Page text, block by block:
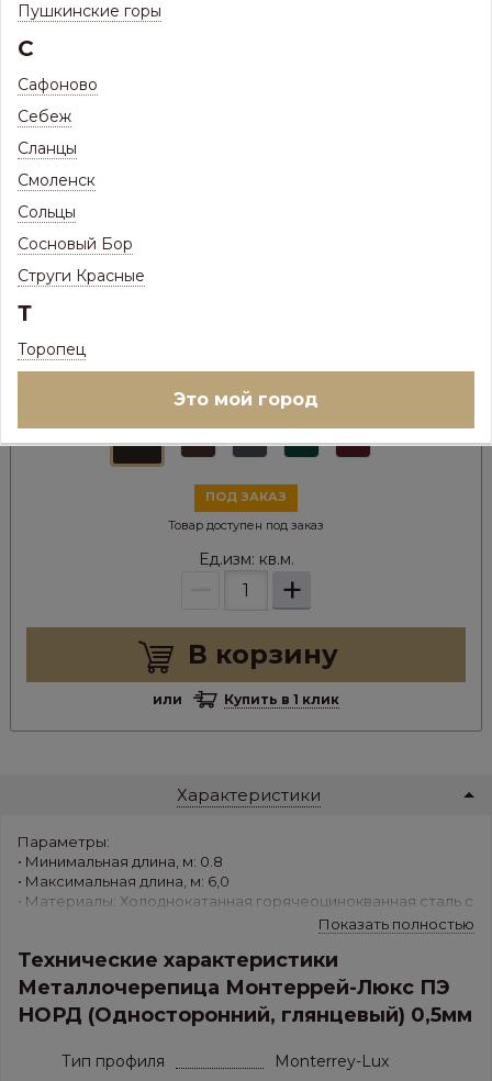
Цвет металла:
ПОД ЗАКАЗ
Товар доступен под заказ
Ед.изм: кв.м.
+
В корзину
или Купить в 1 клик
Характеристики
Параметры:
• Минимальная длина, м: 0.8
• Максимальная длина, м: 6,0
• Материалы: Холоднокатанная горячеоцинокванная сталь с
• Вес 1 м.кв., кг/м.кв.: 4,224
• Шаг волны, мм: 350
• Ширина полезная, мм: 1100±8
• Ширина листа габаритная, мм: 1195±10
Показать полностью
Технические характеристики
Металлочерепица Монтеррей-Люкс ПЭ
НОРД (Односторонний, глянцевый) 0,5мм
Тип профиля
Monterrey-Lux
Пушкинские горы
С
Сафоново
Себеж
Сланцы
Смоленск
Сольцы
Сосновый Бор
Струги Красные
Т
Торопец
Это мой город